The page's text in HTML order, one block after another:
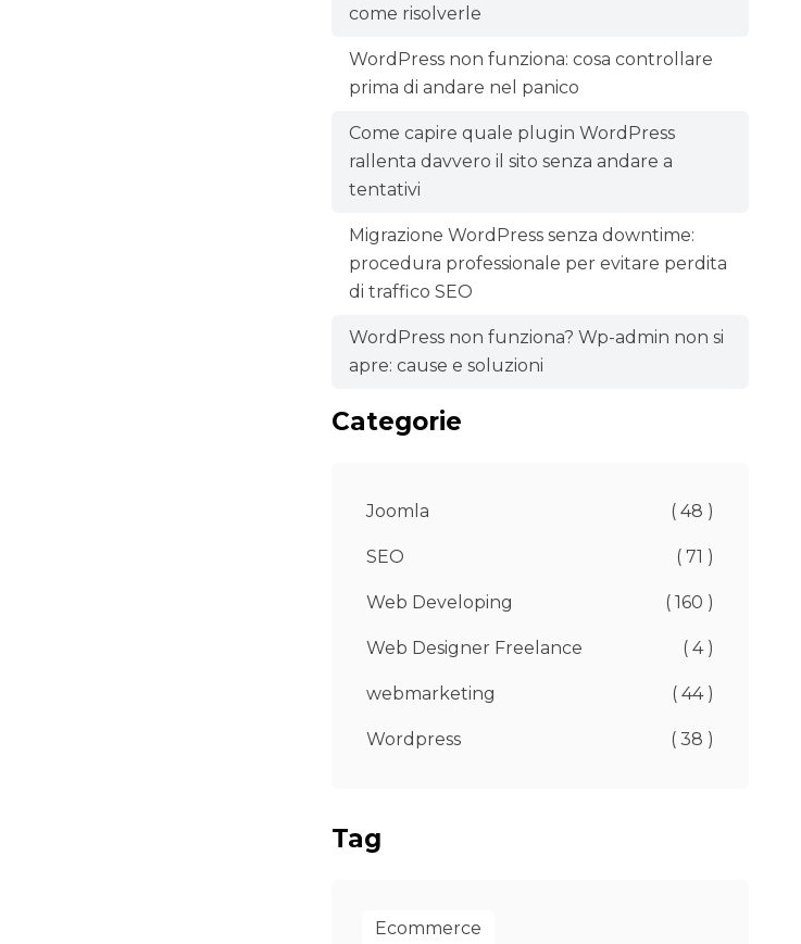
come risolverle
WordPress non funziona: cosa controllare
prima di andare nel panico
Come capire quale plugin WordPress
rallenta davvero il sito senza andare a
tentativi
Migrazione WordPress senza downtime:
procedura professionale per evitare perdita
di traffico SEO
WordPress non funziona? Wp-admin non si
apre: cause e soluzioni
Categorie
Joomla ( 48 )
SEO ( 71 )
Web Developing ( 160 )
Web Designer Freelance ( 4 )
webmarketing ( 44 )
Wordpress ( 38 )
Tag
Ecommerce